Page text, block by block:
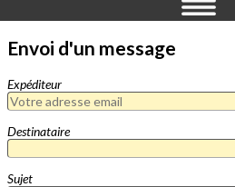
Envoi d'un message
Expéditeur
Destinataire
Sujet